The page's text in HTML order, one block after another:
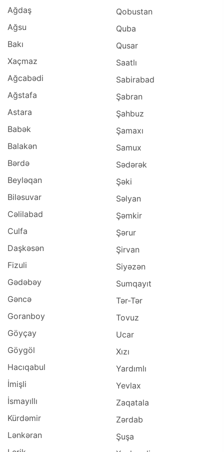
Ağdaş
Ağsu
Bakı
Xaçmaz
Ağcabədi
Ağstafa
Astara
Babək
Balakən
Bərdə
Beyləqan
Biləsuvar
Cəlilabad
Culfa
Daşkəsən
Fizuli
Gədəbəy
Gəncə
Goranboy
Göyçay
Göygöl
Hacıqabul
İmişli
İsmayıllı
Kürdəmir
Lənkəran
Qobustan
Quba
Qusar
Saatlı
Sabirabad
Şabran
Şahbuz
Şamaxı
Samux
Sədərək
Şəki
Səlyan
Şəmkir
Şərur
Şirvan
Siyəzən
Sumqayıt
Tər-Tər
Tovuz
Ucar
Xızı
Yardımlı
Yevlax
Zaqatala
Zərdab
Şuşa